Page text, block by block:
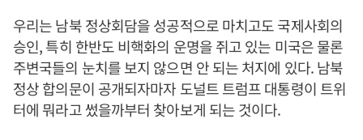
우리는 남북 정상회담을 성공적으로 마치고도 국제사회의
승인, 특히 한반도 비핵화의 운명을 쥐고 있는 미국은 물론
주변국들의 눈치를 보지 않으면 안 되는 처지에 있다. 남북
정상 합의문이 공개되자마자 도널트 트럼프 대통령이 트위
터에 뭐라고 썼을까부터 찾아보게 되는 것이다.